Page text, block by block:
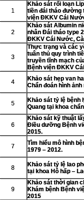
1
Khảo sát rối loạn
tiền đái tháo đường
viện ĐKKV Cái
2
Khảo sát Albumin
nhân Đái tháo type
ĐKKV Cái Nước,
3
Thực trạng và các
tuân thủ quy trình
truyền tĩnh mạch
Bệnh viện ĐKKV
4
Khảo sát hẹp van
Chẩn đoán hình ảnh
5
Khảo sát tỷ lệ bệnh
Quang tại khoa
6
Khảo sát kỹ thuật
Điều dưỡng Bệnh
2015.
7
Tìm hiểu mô hình
1979 – 2012.
8
Khảo sát tỷ lệ lao
tại khoa Hô hấp –
9
Khảo sát thời gian
Khám bệnh Bệnh
2015